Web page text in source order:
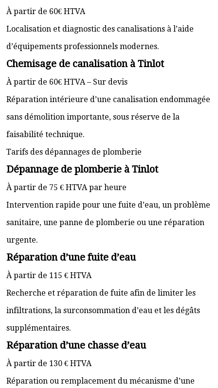
À partir de 60€ HTVA
Localisation et diagnostic des canalisations à l’aide
d’équipements professionnels modernes.
Chemisage de canalisation à Tinlot
À partir de 60€ HTVA – Sur devis
Réparation intérieure d’une canalisation endommagée
sans démolition importante, sous réserve de la
faisabilité technique.
Tarifs des dépannages de plomberie
Dépannage de plomberie à Tinlot
À partir de 75 € HTVA par heure
Intervention rapide pour une fuite d’eau, un problème
sanitaire, une panne de plomberie ou une réparation
urgente.
Réparation d’une fuite d’eau
À partir de 115 € HTVA
Recherche et réparation de fuite afin de limiter les
infiltrations, la surconsommation d’eau et les dégâts
supplémentaires.
Réparation d’une chasse d’eau
À partir de 130 € HTVA
Réparation ou remplacement du mécanisme d’une